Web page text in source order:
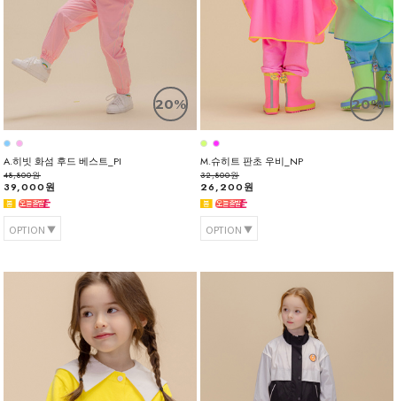
20%
A.히빗 화섬 후드 베스트_PI
48,800원
39,000원
OPTION
20%
M.슈히트 판초 우비_NP
32,800원
26,200원
OPTION